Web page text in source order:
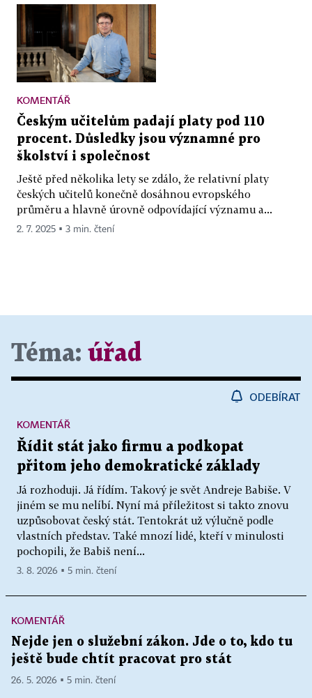
KOMENTÁŘ
Českým učitelům padají platy pod 110
procent. Důsledky jsou významné pro
školství i společnost
Ještě před několika lety se zdálo, že relativní platy
českých učitelů konečně dosáhnou evropského
průměru a hlavně úrovně odpovídající významu a...
2. 7. 2025 ▪ 3 min. čtení
Téma: úřad
ODEBÍRAT
Řídit stát jako firmu a podkopat
přitom jeho demokratické základy
Já rozhoduji. Já řídím. Takový je svět Andreje Babiše. V
jiném se mu nelíbí. Nyní má příležitost si takto znovu
uzpůsobovat český stát. Tentokrát už výlučně podle
vlastních představ. Také mnozí lidé, kteří v minulosti
pochopili, že Babiš není...
KOMENTÁŘ
3. 8. 2026 ▪ 5 min. čtení
KOMENTÁŘ
Nejde jen o služební zákon. Jde o to, kdo tu
ještě bude chtít pracovat pro stát
26. 5. 2026 ▪ 5 min. čtení